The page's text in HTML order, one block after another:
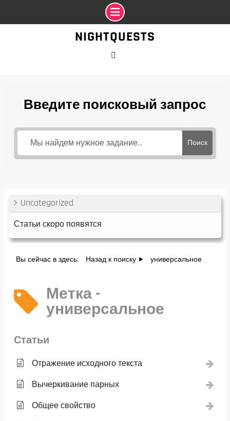
NIGHTQUESTS
Введите поисковый запрос
Поиск
Uncategorized
Статьи скоро появятся
Вы сейчас в здесь: Назад к поиску универсальное
Метка -
универсальное
Статьи
Отражение исходного текста
Вычеркивание парных
Общее свойство